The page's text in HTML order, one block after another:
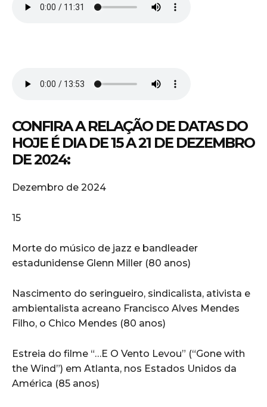
CONFIRA A RELAÇÃO DE DATAS DO
HOJE É DIA DE 15 A 21 DE DEZEMBRO
DE 2024:
Dezembro de 2024
15
Morte do músico de jazz e bandleader
estadunidense Glenn Miller (80 anos)
Nascimento do seringueiro, sindicalista, ativista e
ambientalista acreano Francisco Alves Mendes
Filho, o Chico Mendes (80 anos)
Estreia do filme “…E O Vento Levou” (“Gone with
the Wind”) em Atlanta, nos Estados Unidos da
América (85 anos)